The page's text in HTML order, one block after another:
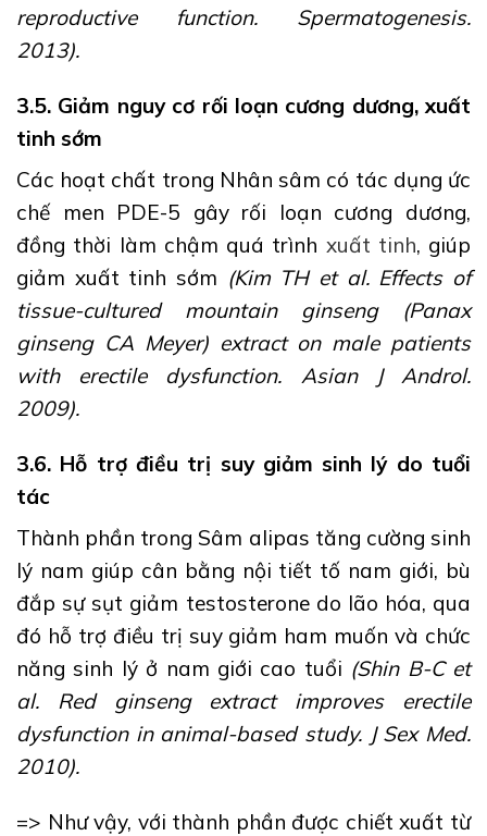
reproductive function. Spermatogenesis.
2013).
3.5. Giảm nguy cơ rối loạn cương dương, xuất
tinh sớm
Các hoạt chất trong Nhân sâm có tác dụng ức
chế men PDE-5 gây rối loạn cương dương,
đồng thời làm chậm quá trình xuất tinh, giúp
giảm xuất tinh sớm (Kim TH et al. Effects of
tissue-cultured mountain ginseng (Panax
ginseng CA Meyer) extract on male patients
with erectile dysfunction. Asian J Androl.
2009).
3.6. Hỗ trợ điều trị suy giảm sinh lý do tuổi
tác
Thành phần trong Sâm alipas tăng cường sinh
lý nam giúp cân bằng nội tiết tố nam giới, bù
đắp sự sụt giảm testosterone do lão hóa, qua
đó hỗ trợ điều trị suy giảm ham muốn và chức
năng sinh lý ở nam giới cao tuổi (Shin B-C et
al. Red ginseng extract improves erectile
dysfunction in animal-based study. J Sex Med.
2010).
=> Như vậy, với thành phần được chiết xuất từ